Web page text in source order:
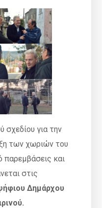
σχεδίου για την
των χωριών του
παρεμβάσεις και
στις
Δημάρχου